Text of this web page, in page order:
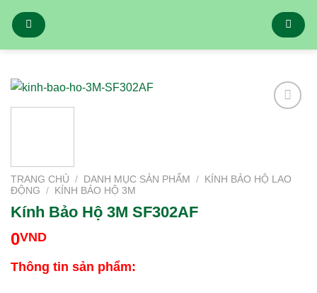
qua
TRANG CHỦ / DANH MỤC SẢN PHẨM /
KÍNH BẢO HỘ LAO
ĐỘNG
/ KÍNH BẢO HỘ 3M
Kính Bảo Hộ 3M SF302AF
0VND
Thông tin sản phẩm: